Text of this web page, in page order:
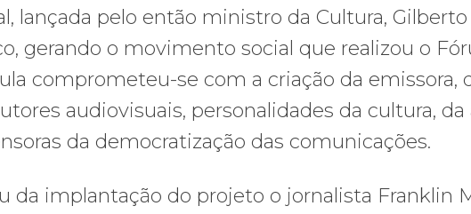
lançada pelo então ministro da Cultura,
gerando o movimento social que realizou o
comprometeu-se com a criação da emissora,
audiovisuais, personalidades da cultura,
da democratização das comunicações.
da implantação do projeto o jornalista Franklin